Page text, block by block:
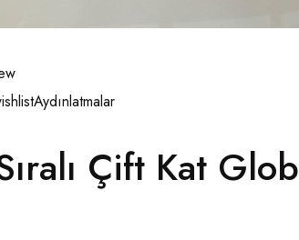
Aydınlatmalar
Çift Kat Glob